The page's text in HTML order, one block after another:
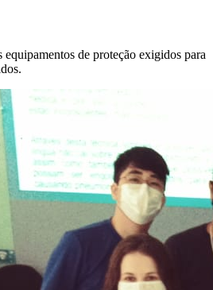
de proteção exigidos para